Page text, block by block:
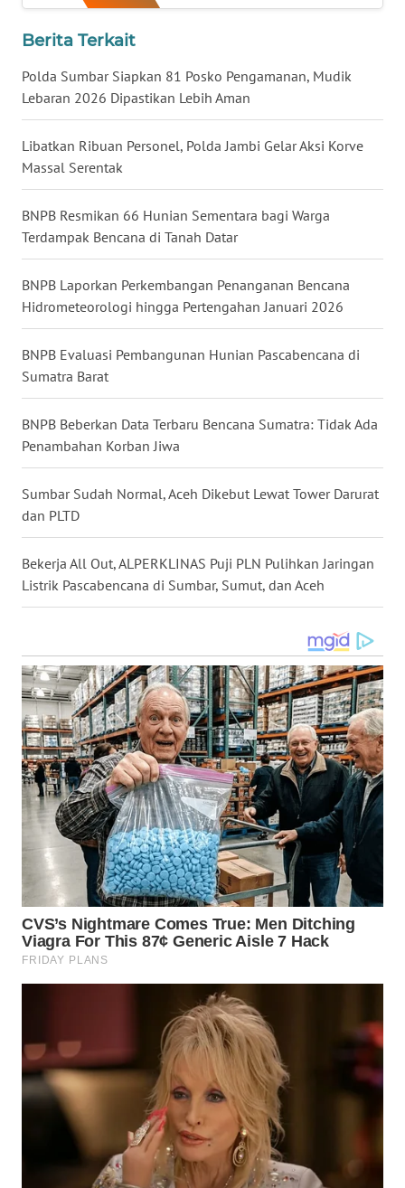
Berita Terkait
Polda Sumbar Siapkan 81 Posko Pengamanan, Mudik
Lebaran 2026 Dipastikan Lebih Aman
Libatkan Ribuan Personel, Polda Jambi Gelar Aksi Korve
Massal Serentak
BNPB Resmikan 66 Hunian Sementara bagi Warga
Terdampak Bencana di Tanah Datar
BNPB Laporkan Perkembangan Penanganan Bencana
Hidrometeorologi hingga Pertengahan Januari 2026
BNPB Evaluasi Pembangunan Hunian Pascabencana di
Sumatra Barat
BNPB Beberkan Data Terbaru Bencana Sumatra: Tidak Ada
Penambahan Korban Jiwa
Sumbar Sudah Normal, Aceh Dikebut Lewat Tower Darurat
dan PLTD
Bekerja All Out, ALPERKLINAS Puji PLN Pulihkan Jaringan
Listrik Pascabencana di Sumbar, Sumut, dan Aceh
KALTARA
KALSEL
WN
KALTIM
WN
SULSEL
WN
GORONTALO
WN
WN
WN
DANAU
WN
NIAS
WN
LANGKAT
WN
TAPANULI
SELATAN
WN
TANJUNG
LESUNG
WN
WN
SIMALUNGUN
WN
LABUHANBATU